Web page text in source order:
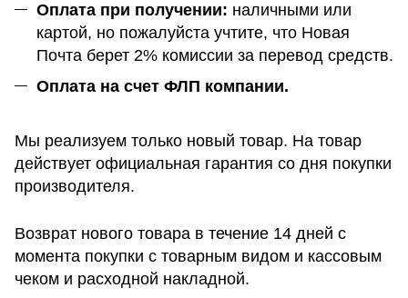
Оплата при получении: наличными или
картой, но пожалуйста учтите, что Новая
Почта берет 2% комиссии за перевод средств.
Оплата на счет ФЛП компании.
Мы реализуем только новый товар. На товар
действует официальная гарантия со дня покупки
производителя.
Возврат нового товара в течение 14 дней с
момента покупки с товарным видом и кассовым
чеком и расходной накладной.